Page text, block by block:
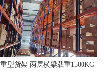
重型货架 两层横梁载重1500KG